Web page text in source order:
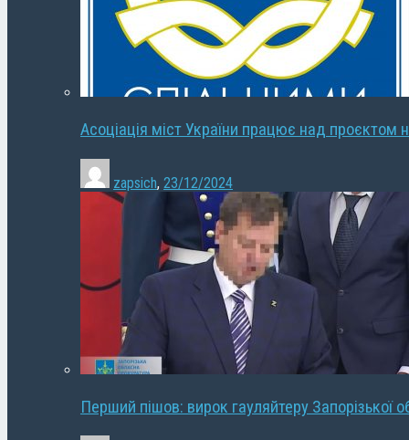
Асоціація міст України працює над проєктом
zapsich, 23/12/2024
Перший пішов: вирок гауляйтеру Запорізької